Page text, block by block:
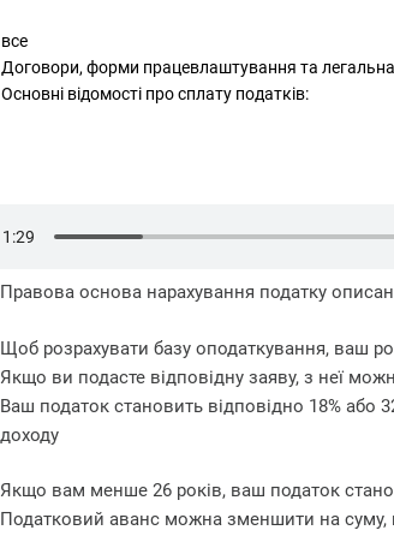
все
Договори, форми працевлаштування та
Основні відомості про сплату податків:
Правова основа нарахування податку
Щоб розрахувати базу оподаткування, ваш
Якщо ви подасте відповідну заяву, з неї
Ваш податок становить відповідно 18% або
доходу
Якщо вам менше 26 років, ваш податок
Податковий аванс можна зменшити на суму,